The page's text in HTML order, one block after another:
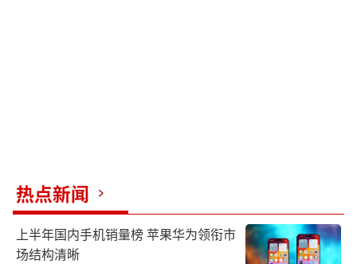
生活仍将照常继续。而了解这一过程，无疑能
丰富我们的谈资，增进社交互动中的信息交
流。
热点新闻
上半年国内手机销量榜 苹果华为领衔市
场结构清晰